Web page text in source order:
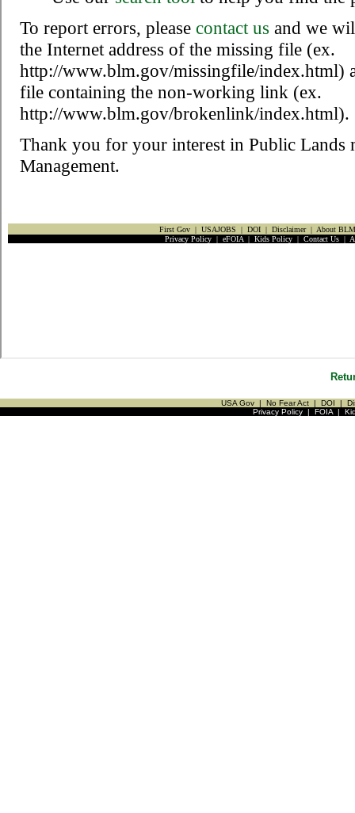
USA Gov | No Fear Act | DOI |
Privacy Policy| FOIA|